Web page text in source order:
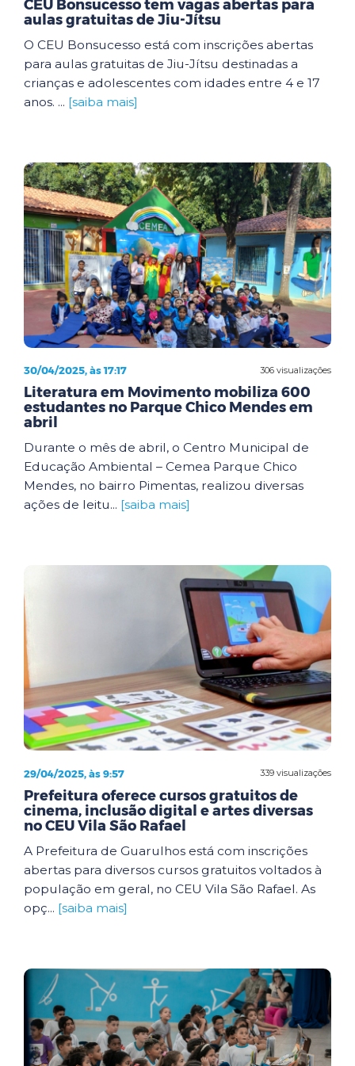
CEU Bonsucesso tem vagas abertas para
aulas gratuitas de Jiu-Jítsu
O CEU Bonsucesso está com inscrições abertas
para aulas gratuitas de Jiu-Jítsu destinadas a
crianças e adolescentes com idades entre 4 e 17
anos. ... [saiba mais]
306 visualizações
30/04/2025, às 17:17
Literatura em Movimento mobiliza 600
estudantes no Parque Chico Mendes em
abril
Durante o mês de abril, o Centro Municipal de
Educação Ambiental – Cemea Parque Chico
Mendes, no bairro Pimentas, realizou diversas
ações de leitu... [saiba mais]
339 visualizações
29/04/2025, às 9:57
Prefeitura oferece cursos gratuitos de
cinema, inclusão digital e artes diversas
no CEU Vila São Rafael
A Prefeitura de Guarulhos está com inscrições
abertas para diversos cursos gratuitos voltados à
população em geral, no CEU Vila São Rafael. As
opç... [saiba mais]